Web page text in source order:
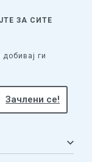
ЗА СИТЕ
ги